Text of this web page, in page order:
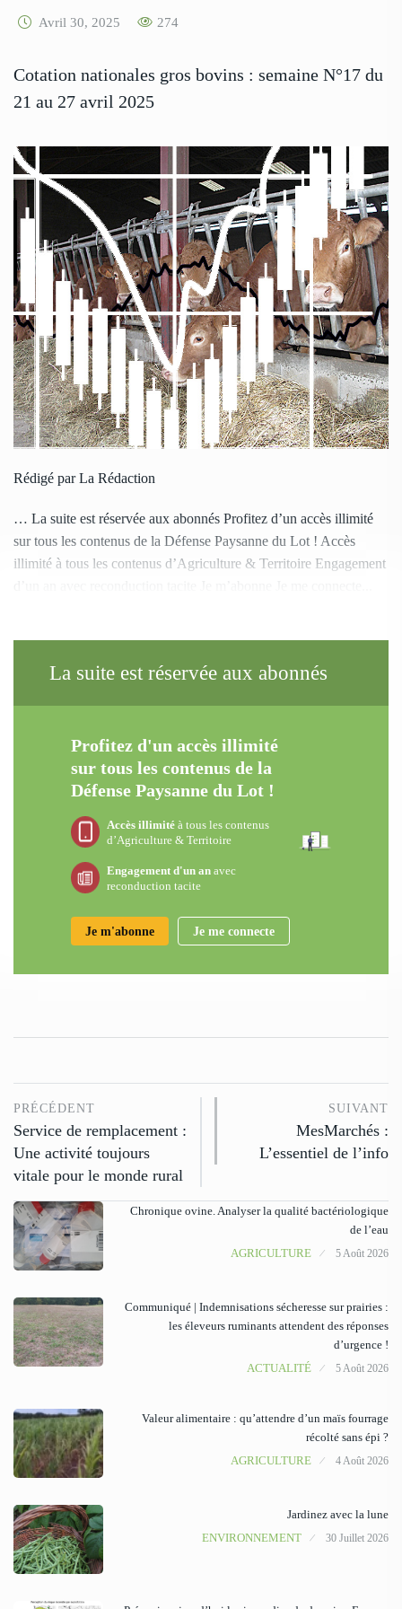
Avril 30, 2025 274
Cotation nationales gros bovins : semaine N°17 du
21 au 27 avril 2025
Rédigé par La Rédaction
… La suite est réservée aux abonnés Profitez d’un accès illimité
sur tous les contenus de la Défense Paysanne du Lot ! Accès
illimité à tous les contenus d’Agriculture & Territoire Engagement
La suite est réservée aux abonnés
Profitez d'un accès illimité
sur tous les contenus de la
Défense Paysanne du Lot !
Accès illimité à tous les contenus
d’Agriculture & Territoire
Engagement d'un an avec
reconduction tacite
Je m'abonne Je me connecte
PRÉCÉDENT
Service de remplacement :
Une activité toujours
vitale pour le monde rural
SUIVANT
MesMarchés :
L’essentiel de l’info
Chronique ovine. Analyser la qualité bactériologique
de l’eau
AGRICULTURE
5 Août 2026
Communiqué | Indemnisations sécheresse sur prairies :
les éleveurs ruminants attendent des réponses
d’urgence !
ACTUALITÉ
5 Août 2026
Valeur alimentaire : qu’attendre d’un maïs fourrage
récolté sans épi ?
AGRICULTURE
4 Août 2026
Jardinez avec la lune
ENVIRONNEMENT
30 Juillet 2026